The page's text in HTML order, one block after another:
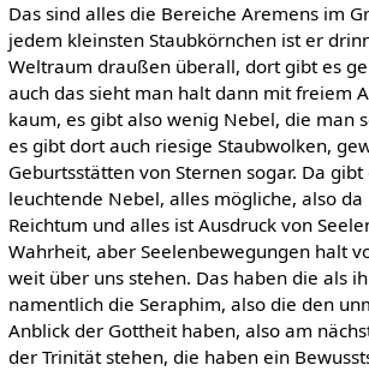
Das sind alles die Bereiche Aremens im
jedem kleinsten Staubkörnchen ist er
Weltraum draußen überall, dort gibt es
auch das sieht man halt dann mit freiem
kaum, es gibt also wenig Nebel, die man
es gibt dort auch riesige Staubwolken,
Geburtsstätten von Sternen sogar. Da
leuchtende Nebel, alles mögliche, also
Reichtum und alles ist Ausdruck von
Wahrheit, aber Seelenbewegungen halt
weit über uns stehen. Das haben die als
namentlich die Seraphim, also die den
Anblick der Gottheit haben, also am
der Trinität stehen, die haben ein